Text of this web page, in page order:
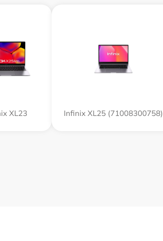
XL23 Infinix XL25 (71008300758)